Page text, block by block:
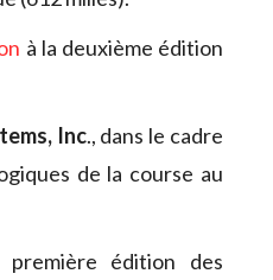
à la deuxième édition
Inc., dans le cadre
de la course au
édition des